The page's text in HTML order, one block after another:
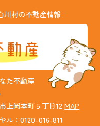
川村の不動産情報
た不動産
上岡本町５丁目12MAP
ル：0120-016-811